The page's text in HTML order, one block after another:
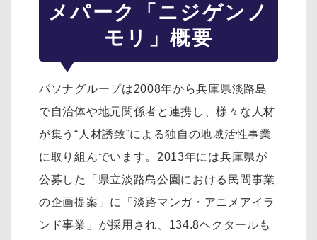
メパーク「ニジゲンノ
モリ」概要
パソナグループは2008年から兵庫県淡路島
で自治体や地元関係者と連携し、様々な人材
が集う“人材誘致”による独自の地域活性事業
に取り組んでいます。2013年には兵庫県が
公募した「県立淡路島公園における民間事業
の企画提案」に「淡路マンガ・アニメアイラ
ンド事業」が採用され、134.8ヘクタールも